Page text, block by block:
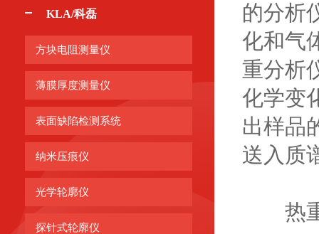
KLA/科磊
方块电阻测量仪
薄膜厚度测量仪
表面缺陷检测系统
纳米压痕仪
光学轮廓仪
探针式轮廓仪
的分析
化和气
重分析
化学变
出样品
送入质
热重